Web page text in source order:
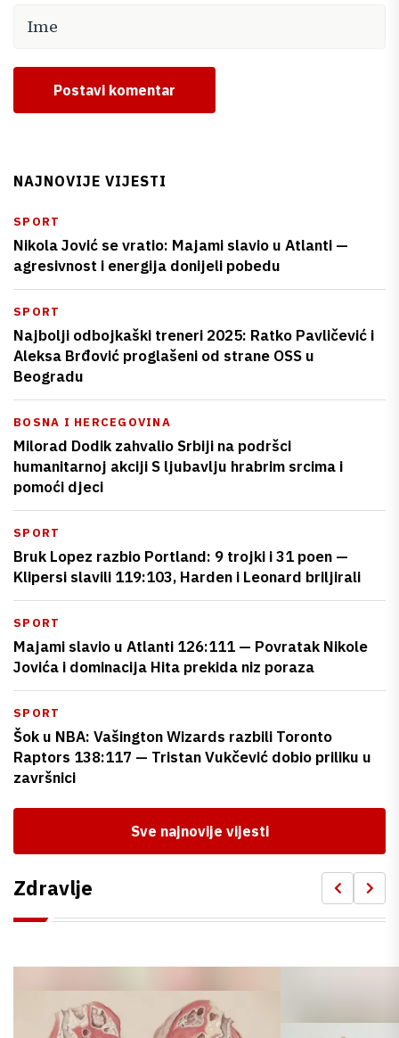
Postavi komentar
NAJNOVIJE VIJESTI
SPORT
Nikola Jović se vratio: Majami slavio u Atlanti —
agresivnost i energija donijeli pobedu
SPORT
Najbolji odbojkaški treneri 2025: Ratko Pavličević i
Aleksa Brđović proglašeni od strane OSS u
Beogradu
BOSNA I HERCEGOVINA
Milorad Dodik zahvalio Srbiji na podršci
humanitarnoj akciji S ljubavlju hrabrim srcima i
pomoći djeci
SPORT
Bruk Lopez razbio Portland: 9 trojki i 31 poen —
Klipersi slavili 119:103, Harden i Leonard briljirali
SPORT
Majami slavio u Atlanti 126:111 — Povratak Nikole
Jovića i dominacija Hita prekida niz poraza
SPORT
Šok u NBA: Vašington Wizards razbili Toronto
Raptors 138:117 — Tristan Vukčević dobio priliku u
završnici
Sve najnovije vijesti
Zdravlje